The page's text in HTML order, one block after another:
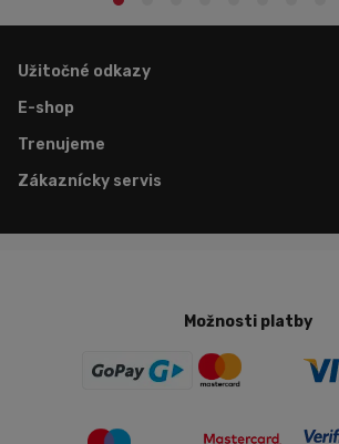
Užitočné odkazy
E-shop
Trenujeme
Zákaznícky servis
Možnosti platby